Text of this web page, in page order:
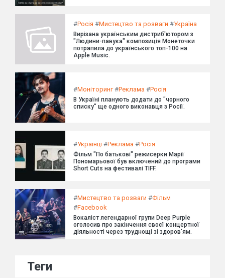
#Росія #Мистецтво та розваги #Україна
Вирізана українським дистриб'ютором з
"Людини-павука" композиція Монеточки
потрапила до українського топ-100 на
Apple Music.
#Моніторинг#Реклама #Росія
В Україні планують додати до "чорного
списку" ще одного виконавця з Росії.
#Українці #Реклама #Росія
Фільм "По батькові" режисерки Марії
Пономарьової був включений до програми
Short Cuts на фестивалі TIFF.
#Мистецтво та розваги #Фільм
#Facebook
Вокаліст легендарної групи Deep Purple
оголосив про закінчення своєї концертної
діяльності через труднощі зі здоров'ям.
Теги